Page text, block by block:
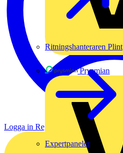
Prysmian
Ritningshanteraren Plint
Expertpaneler
Logga in Registrera dig